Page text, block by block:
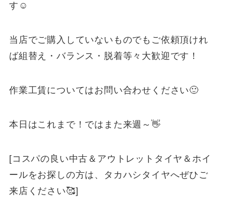
す☺️
当店でご購入していないものでもご依頼頂けれ
ば組替え・バランス・脱着等々大歓迎です！
作業工賃についてはお問い合わせください🙂
本日はこれまで！ではまた来週～👋
[コスパの良い中古＆アウトレットタイヤ＆ホイ
ールをお探しの方は、タカハシタイヤへぜひご
来店ください🥰]